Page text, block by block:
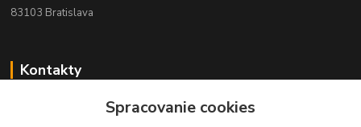
83103 Bratislava
Kontakty
+421 908 678 479Spracovanie cookies